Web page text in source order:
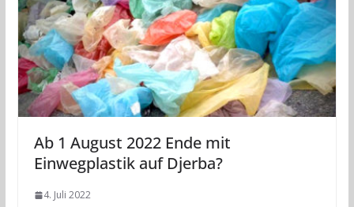
Ab 1 August 2022 Ende mit
Einwegplastik auf Djerba?
4. Juli 2022